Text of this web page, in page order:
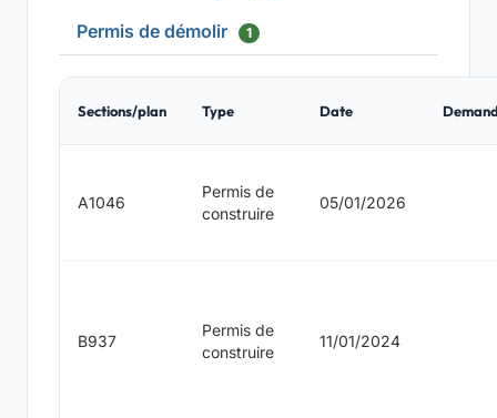
Permis de démolir 1
Sections/plan Type Date
A1046
Permis de
construire
05/01/2026
B937
Permis de
construire
11/01/2024